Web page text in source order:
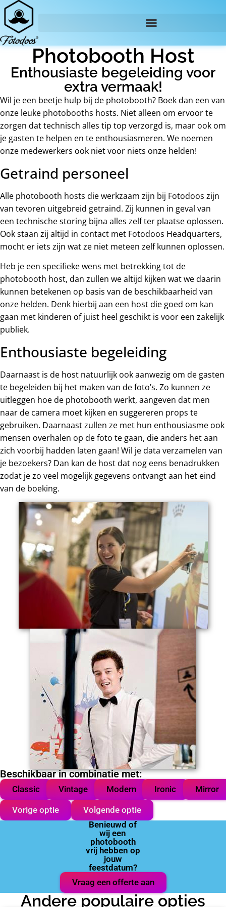
Photobooth Host
Enthousiaste begeleiding voor
extra vermaak!
Wil je een beetje hulp bij de photobooth? Boek dan een van
onze leuke photobooths hosts. Niet alleen om ervoor te
zorgen dat technisch alles tip top verzorgd is, maar ook om
je gasten te helpen en te enthousiasmeren. We noemen
onze medewerkers ook niet voor niets onze helden!
Getraind personeel
Alle photobooth hosts die werkzaam zijn bij Fotodoos zijn
van tevoren uitgebreid getraind. Zij kunnen in geval van
een technische storing bijna alles zelf ter plaatse oplossen.
Ook staan zij altijd in contact met Fotodoos Headquarters,
mocht er iets zijn wat ze niet meteen zelf kunnen oplossen.
Heb je een specifieke wens met betrekking tot de
photobooth host, dan zullen we altijd kijken wat we daarin
kunnen betekenen op basis van de beschikbaarheid van
onze helden. Denk hierbij aan een host die goed om kan
gaan met kinderen of juist heel geschikt is voor een zakelijk
publiek.
Enthousiaste begeleiding
Daarnaast is de host natuurlijk ook aanwezig om de gasten
te begeleiden bij het maken van de foto’s. Zo kunnen ze
uitleggen hoe de photobooth werkt, aangeven dat men
naar de camera moet kijken en suggereren props te
gebruiken. Daarnaast zullen ze met hun enthousiasme ook
mensen overhalen op de foto te gaan, die anders het aan
zich voorbij hadden laten gaan! Wil je data verzamelen van
je bezoekers? Dan kan de host dat nog eens benadrukken
zodat je zo veel mogelijk gegevens ontvangt aan het eind
van de boeking.
Beschikbaar in combinatie met:
Classic Vintage Modern Ironic Mirror
Vorige optie
Volgende optie
Benieuwd of
wij een
photobooth
vrij hebben op
jouw
feestdatum?
Vraag een offerte aan
Andere populaire opties